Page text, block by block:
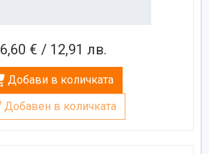
6,60 € / 12,91 лв.
Добави в количката
Добавен в количката